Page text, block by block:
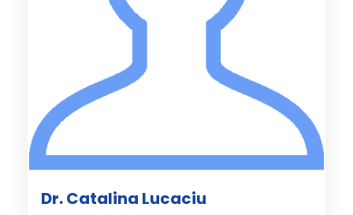
Dr. Catalina Lucaciu